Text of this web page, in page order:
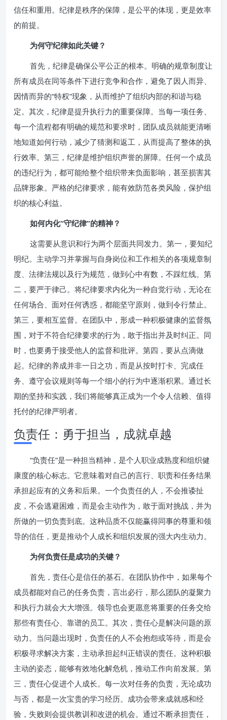
信任和重用。纪律是秩序的保障，是公平的体现，更是效率
的前提。
为何守纪律如此关键？
首先，纪律是确保公平公正的根本。明确的规章制度让
所有成员在同等条件下进行竞争和合作，避免了因人而异、
因情而异的“特权”现象，从而维护了组织内部的和谐与稳
定。其次，纪律是提升执行力的重要保障。当每一项任务、
每一个流程都有明确的规范和要求时，团队成员就能更清晰
地知道如何行动，减少了猜测和返工，从而提高了整体的执
行效率。第三，纪律是维护组织声誉的屏障。任何一个成员
的违纪行为，都可能给整个组织带来负面影响，甚至损害其
品牌形象。严格的纪律要求，能有效防范各类风险，保护组
织的核心利益。
如何内化“守纪律”的精神？
这需要从意识和行为两个层面共同发力。第一，要知纪
明纪。主动学习并掌握与自身岗位和工作相关的各项规章制
度、法律法规以及行为规范，做到心中有数，不踩红线。第
二，要严于律己。将纪律要求内化为一种自觉行动，无论在
任何场合、面对任何诱惑，都能坚守原则，做到令行禁止。
第三，要相互监督。在团队中，形成一种积极健康的监督氛
围，对于不符合纪律要求的行为，敢于指出并及时纠正。同
时，也要勇于接受他人的监督和批评。第四，要从点滴做
起。纪律的养成并非一日之功，而是从按时打卡、完成任
务、遵守会议规则等每一个细小的行为中逐渐积累。通过长
期的坚持和实践，我们将能够真正成为一个令人信赖、值得
托付的纪律严明者。
负责任：勇于担当，成就卓越
“负责任”是一种担当精神，是个人职业成熟度和组织健
康度的核心标志。它意味着对自己的言行、职责和任务结果
承担起应有的义务和后果。一个负责任的人，不会推诿扯
皮，不会逃避困难，而是会主动作为，敢于面对挑战，并为
所做的一切负责到底。这种品质不仅能赢得同事的尊重和领
导的信任，更是推动个人成长和组织发展的强大内生动力。
为何负责任是成功的关键？
首先，责任心是信任的基石。在团队协作中，如果每个
成员都能对自己的任务负责，言出必行，那么团队的凝聚力
和执行力就会大大增强。领导也会更愿意将重要的任务交给
那些有责任心、靠谱的员工。其次，责任心是解决问题的原
动力。当问题出现时，负责任的人不会抱怨或等待，而是会
积极寻求解决方案，主动承担起纠正错误的责任。这种积极
主动的姿态，能够有效地化解危机，推动工作向前发展。第
三，责任心促进个人成长。每一次对任务的负责，无论成功
与否，都是一次宝贵的学习经历。成功会带来成就感和经
验，失败则会提供教训和改进的机会。通过不断承担责任，